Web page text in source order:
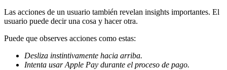
Las acciones de un usuario también revelan insights importantes. El
usuario puede decir una cosa y hacer otra.
Puede que observes acciones como estas:
Desliza instintivamente hacia arriba.
Intenta usar Apple Pay durante el proceso de pago.